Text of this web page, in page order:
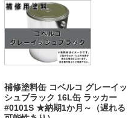
補修塗料缶 コベルコ グレーイッ
シュブラック 16L缶 ラッカー
#0101S ★納期1か月～（遅れる